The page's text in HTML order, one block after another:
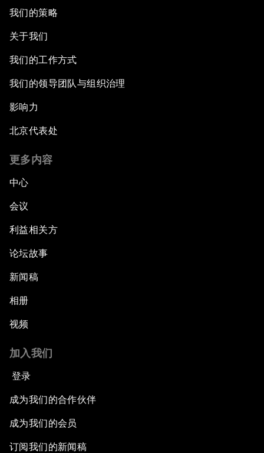
我们的策略
关于我们
我们的工作方式
我们的领导团队与组织治理
影响力
北京代表处
更多内容
中心
会议
利益相关方
论坛故事
新闻稿
相册
视频
加入我们
登录
成为我们的合作伙伴
成为我们的会员
订阅我们的新闻稿